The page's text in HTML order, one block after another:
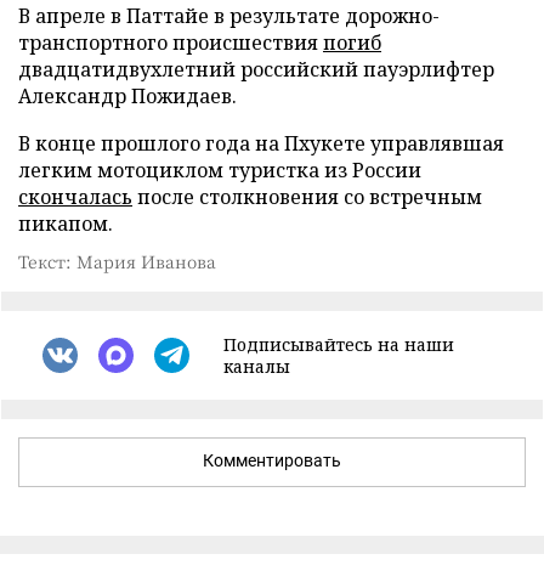
В апреле в Паттайе в результате дорожно-
транспортного происшествияпогиб
двадцатидвухлетний российский пауэрлифтер
Александр Пожидаев.
В конце прошлого года на Пхукете управлявшая
легким мотоциклом туристка из России
скончалась после столкновения со встречным
пикапом.
Текст: Мария Иванова
Подписывайтесь на наши
каналы
Комментировать